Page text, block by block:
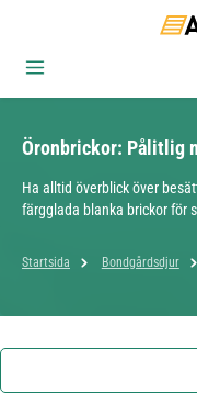
Öronbrickor: Pålitlig
Ha alltid överblick över
färgglada blanka brickor för
Startsida Bondgårdsdjur